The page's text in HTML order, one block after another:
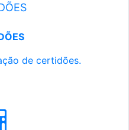
de certidões.